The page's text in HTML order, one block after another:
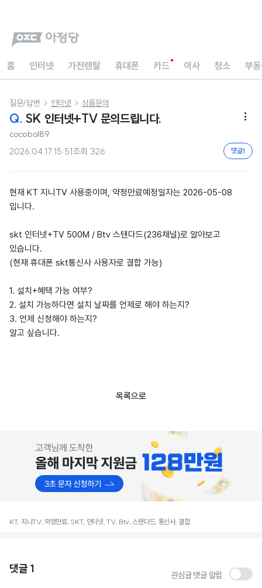
홈 인터넷 가전렌탈 휴대폰 카드 이사 청소 부
질문/답변  인터넷  상품문의
Q. SK 인터넷+TV 문의드립니다. 
cocobol89
2026.04.17 15:51조회 326 댓글1
현재 KT 지니TV 사용중이며, 약정만료예정일자는 2026-05-08
입니다.
skt 인터넷+TV 500M / Btv 스탠다드(236채널)로 알아보고
있습니다.
(현재 휴대폰 skt통신사 사용자로 결합 가능)
1. 설치+혜택 가능 여부?
2. 설치 가능하다면 설치 날짜를 언제로 해야 하는지?
3. 언제 신청해야 하는지?
알고 싶습니다.
목록으로
KT, 지니TV, 약정만료, SKT, 인터넷, TV, Btv, 스탠다드, 통신사, 결합
댓글 1 관심글 댓글 알림